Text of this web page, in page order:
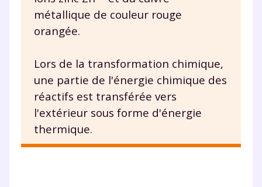
métallique de couleur rouge
orangée.
Lors de la transformation chimique,
une partie de l'énergie chimique des
réactifs est transférée vers
l'extérieur sous forme d'énergie
thermique.
désinscrire à tout moment, à travers le lien de
désinscription présent dans chaque newsletter. Pour
en savoir plus sur la gestion de vos données
consulter notre charte.